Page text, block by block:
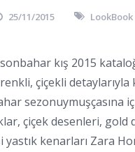
25/11/2015 LookBook
kış 2015
çiçekli detaylarıyla
sezonuymuşçasına
çiçek desenleri, gold
yastık kenarları Zara